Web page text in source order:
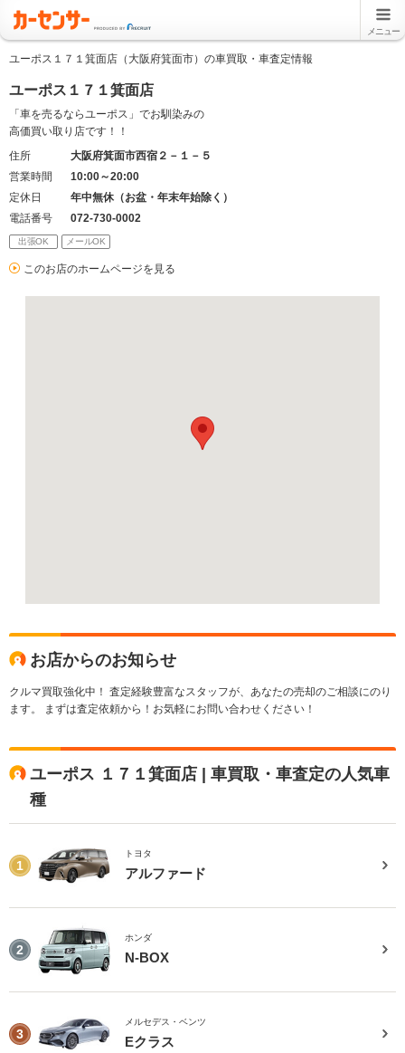
メニュー
ユーポス１７１箕面店（大阪府箕面市）の車買取・車査定情報
ユーポス１７１箕面店
「車を売るならユーポス」でお馴染みの
高価買い取り店です！！
住所
大阪府箕面市西宿２－１－５
営業時間
10:00～20:00
定休日
年中無休（お盆・年末年始除く）
電話番号
072-730-0002
出張OK メールOK
このお店のホームページを見る
お店からのお知らせ
クルマ買取強化中！ 査定経験豊富なスタッフが、あなたの売却のご相談にのり
ます。 まずは査定依頼から！お気軽にお問い合わせください！
ユーポス １７１箕面店 | 車買取・車査定の人気車
種
1
トヨタ
アルファード
2
ホンダ
N-BOX
3
メルセデス・ベンツ
Eクラス